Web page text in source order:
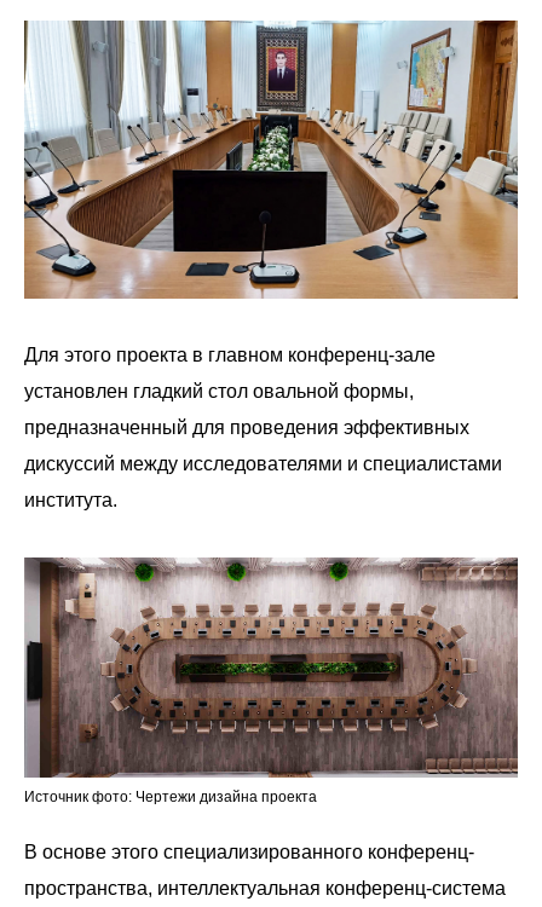
Для этого проекта в главном конференц-зале
установлен гладкий стол овальной формы,
предназначенный для проведения эффективных
дискуссий между исследователями и специалистами
института.
Источник фото: Чертежи дизайна проекта
В основе этого специализированного конференц-
пространства, интеллектуальная конференц-система